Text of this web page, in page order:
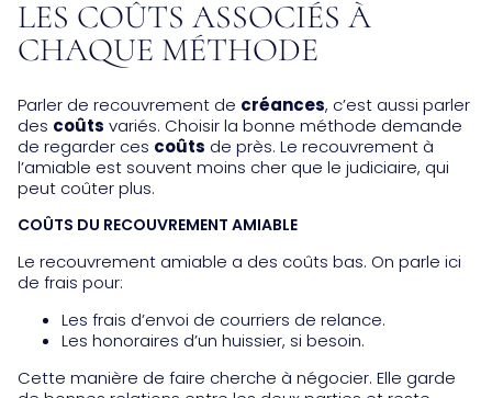
LES COÛTS ASSOCIÉS À
CHAQUE MÉTHODE
Parler de recouvrement de créances, c’est aussi parler
des coûts variés. Choisir la bonne méthode demande
de regarder ces coûts de près. Le recouvrement à
l’amiable est souvent moins cher que le judiciaire, qui
peut coûter plus.
COÛTS DU RECOUVREMENT AMIABLE
Le recouvrement amiable a des coûts bas. On parle ici
de frais pour:
Les frais d’envoi de courriers de relance.
Les honoraires d’un huissier, si besoin.
Cette manière de faire cherche à négocier. Elle garde